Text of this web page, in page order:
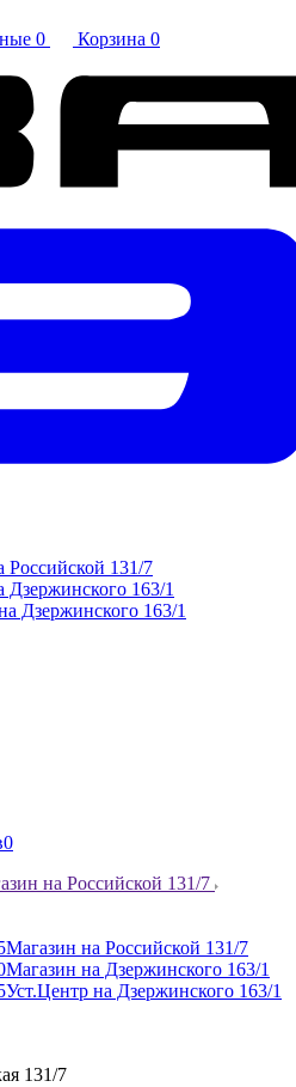
0 Корзина 0
Российской 131/7
Дзержинского 163/1
Дзержинского 163/1
0
на Российской 131/7
Магазин на Российской 131/7
Магазин на Дзержинского 163/1
Уст.Центр на Дзержинского 163/1
131/7